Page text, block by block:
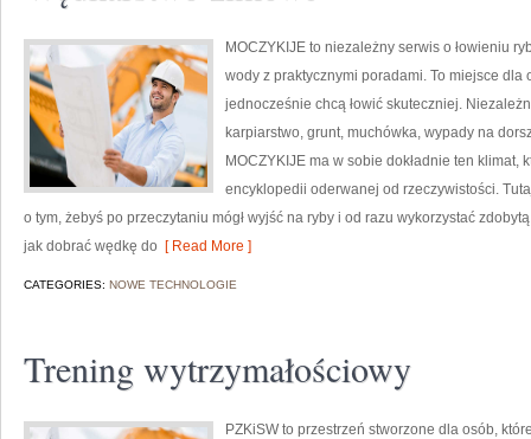
MOCZYKIJE to niezależny serwis o łowieniu
wody z praktycznymi poradami. To miejsce
jednocześnie chcą łowić skuteczniej.
karpiarstwo, grunt, muchówka, wypady na
MOCZYKIJE ma w sobie dokładnie ten klimat,
encyklopedii oderwanej od rzeczywistości.
o tym, żebyś po przeczytaniu mógł wyjść na ryby i od razu wykorzystać
jak dobrać wędkę do [ Read More ]
CATEGORIES: NOWE TECHNOLOGIE
Trening wytrzymałościowy
PZKiSW to przestrzeń stworzone dla osób,